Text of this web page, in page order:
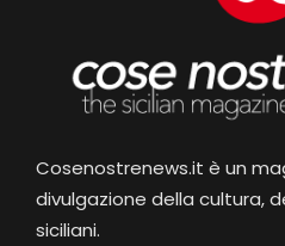
Cosenostrenews.it è un
divulgazione della cultura,
siciliani.